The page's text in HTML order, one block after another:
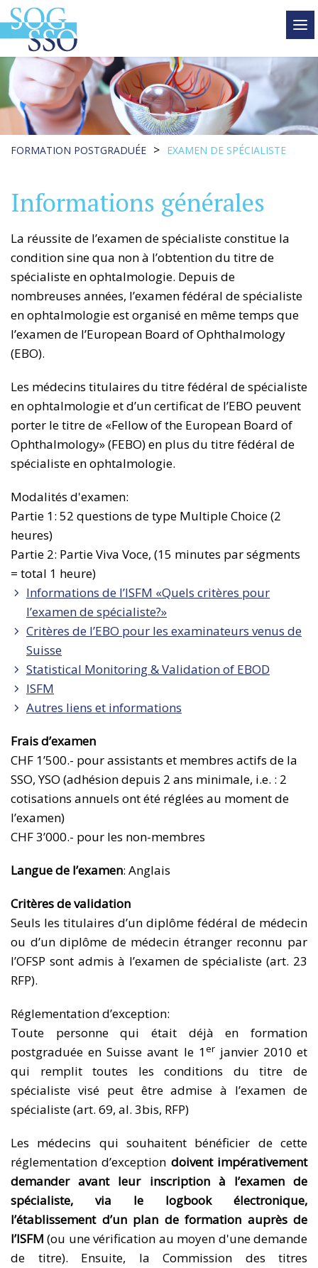
FORMATION POSTGRADUÉE > EXAMEN DE SPÉCIALISTE
Informations générales
La réussite de l’examen de spécialiste constitue la
condition sine qua non à l’obtention du titre de
spécialiste en ophtalmologie. Depuis de
nombreuses années, l’examen fédéral de spécialiste
en ophtalmologie est organisé en même temps que
l’examen de l’European Board of Ophthalmology
(EBO).
Les médecins titulaires du titre fédéral de spécialiste
en ophtalmologie et d’un certificat de l’EBO peuvent
porter le titre de «Fellow of the European Board of
Ophthalmology» (FEBO) en plus du titre fédéral de
spécialiste en ophtalmologie.
Modalités d'examen:
Partie 1: 52 questions de type Multiple Choice (2
heures)
Partie 2: Partie Viva Voce, (15 minutes par ségments
= total 1 heure)
Informations de l’ISFM «Quels critères pour
l’examen de spécialiste?»
Critères de l’EBO pour les examinateurs venus de
Suisse
Statistical Monitoring & Validation of EBOD
ISFM
Autres liens et informations
Frais d’examen
CHF 1’500.- pour assistants et membres actifs de la
SSO, YSO (adhésion depuis 2 ans minimale, i.e. : 2
cotisations annuels ont été réglées au moment de
l’examen)
CHF 3’000.- pour les non-membres
Langue de l’examen: Anglais
Critères de validation
Seuls les titulaires d’un diplôme fédéral de médecin
ou d’un diplôme de médecin étranger reconnu par
l’OFSP sont admis à l’examen de spécialiste (art. 23
RFP).
Réglementation d’exception:
Toute personne qui était déjà en formation
postgraduée en Suisse avant le 1erjanvier 2010 et
qui remplit toutes les conditions du titre de
spécialiste visé peut être admise à l’examen de
spécialiste (art. 69, al. 3bis, RFP)
Les médecins qui souhaitent bénéficier de cette
réglementation d’exception doivent impérativement
demander avant leur inscription à l’examen de
spécialiste, via le logbook électronique,
l’établissement d’un plan de formation auprès de
l’ISFM(ou une vérification au moyen d'une demande
de titre). Ensuite, la Commission des titres